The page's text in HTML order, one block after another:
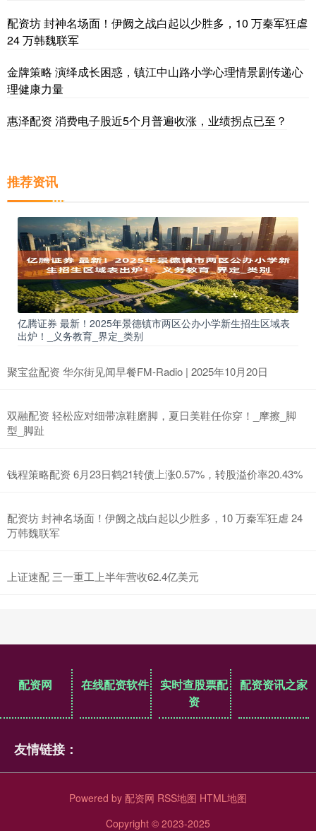
配资坊 封神名场面！伊阙之战白起以少胜多，10 万秦军狂虐
24 万韩魏联军
金牌策略 演绎成长困惑，镇江中山路小学心理情景剧传递心
理健康力量
惠泽配资 消费电子股近5个月普遍收涨，业绩拐点已至？
推荐资讯
亿腾证券 最新！2025年景德镇市两区公办小学新生招生区域表
出炉！_义务教育_界定_类别
聚宝盆配资 华尔街见闻早餐FM-Radio | 2025年10月20日
双融配资 轻松应对细带凉鞋磨脚，夏日美鞋任你穿！_摩擦_脚
型_脚趾
钱程策略配资 6月23日鹤21转债上涨0.57%，转股溢价率20.43%
配资坊 封神名场面！伊阙之战白起以少胜多，10 万秦军狂虐 24
万韩魏联军
上证速配 三一重工上半年营收62.4亿美元
配资网 在线配资软件
实时查股票配
资
配资资讯之家
友情链接：
Powered by 配资网 RSS地图 HTML地图
Copyright © 2023-2025